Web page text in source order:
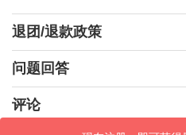
退团/退款政策
问题回答
评论